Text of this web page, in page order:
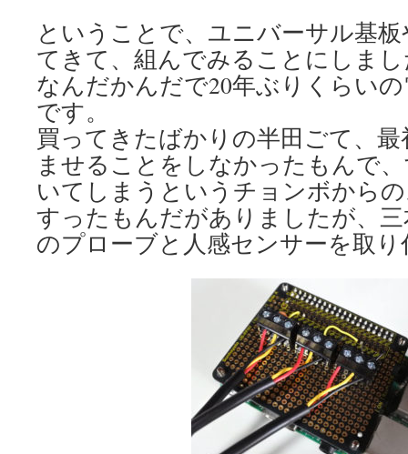
ということで、ユニバーサル基
てきて、組んでみることにしま
なんだかんだで20年ぶりくらい
です。
買ってきたばかりの半田ごて、
ませることをしなかったもんで
いてしまうというチョンボから
すったもんだがありましたが、
のプローブと人感センサーを取